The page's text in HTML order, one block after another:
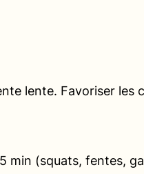
lente. Favoriser les
min (squats, fentes,